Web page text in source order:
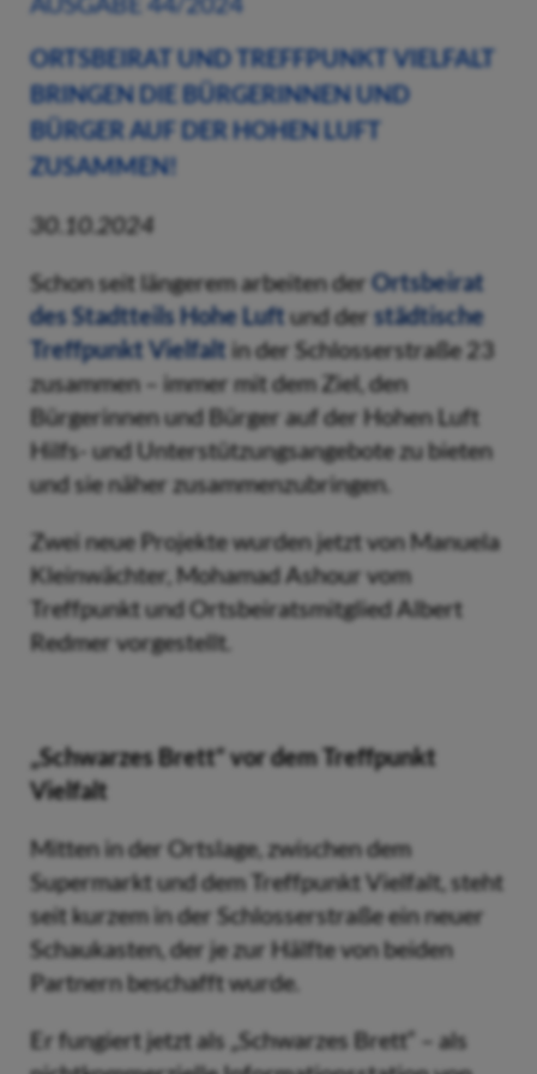
ORTSBEIRAT UND TREFFPUNKT VIELFALT
BRINGEN DIE BÜRGERINNEN UND
BÜRGER AUF DER HOHEN LUFT
ZUSAMMEN!
30.10.2024
Schon seit längerem arbeiten derOrtsbeirat
des Stadtteils Hohe Luft und der städtische
Treffpunkt Vielfalt in der Schlosserstraße 23
zusammen – immer mit dem Ziel, den
Bürgerinnen und Bürger auf der Hohen Luft
Hilfs- und Unterstützungsangebote zu bieten
und sie näher zusammenzubringen.
Zwei neue Projekte wurden jetzt von Manuela
Kleinwächter, Mohamad Ashour vom
Treffpunkt und Ortsbeiratsmitglied Albert
Redmer vorgestellt.
„Schwarzes Brett“ vor dem Treffpunkt
Vielfalt
Mitten in der Ortslage, zwischen dem
Supermarkt und dem Treffpunkt Vielfalt, steht
seit kurzem in der Schlosserstraße ein neuer
Schaukasten, der je zur Hälfte von beiden
Partnern beschafft wurde.
Er fungiert jetzt als „Schwarzes Brett“ – als